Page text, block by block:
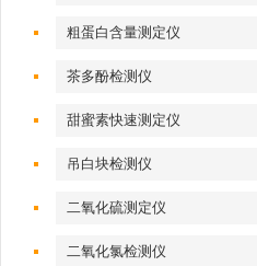
粗蛋白含量测定仪
茶多酚检测仪
甜蜜素快速测定仪
吊白块检测仪
二氧化硫测定仪
二氧化氯检测仪